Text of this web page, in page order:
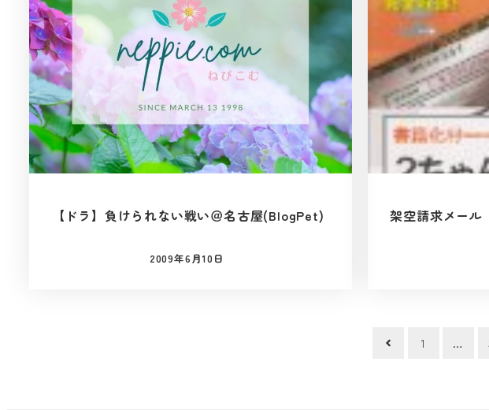
【ドラ】負けられない戦い＠名古屋(BlogPet)
投稿日
2009年6月10日
架空請求メール
1 …